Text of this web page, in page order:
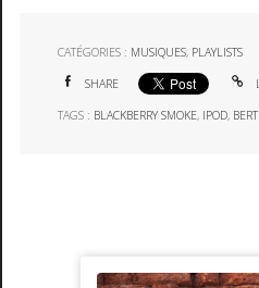
CATÉGORIES : MUSIQUES, PLAYLISTS
SHARE
TAGS : BLACKBERRY SMOKE, IPOD,